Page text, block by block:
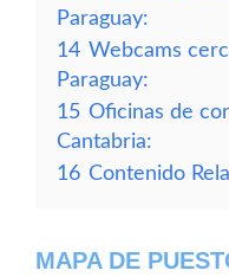
Paraguay:
14 Webcams
Paraguay:
15 Oficinas de
Cantabria:
16 Contenido
MAPA DE